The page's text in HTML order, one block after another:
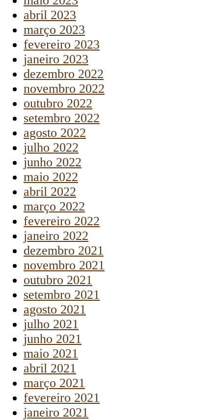
abril 2023
março 2023
fevereiro 2023
janeiro 2023
dezembro 2022
novembro 2022
outubro 2022
setembro 2022
agosto 2022
julho 2022
junho 2022
maio 2022
abril 2022
março 2022
fevereiro 2022
janeiro 2022
dezembro 2021
novembro 2021
outubro 2021
setembro 2021
agosto 2021
julho 2021
junho 2021
maio 2021
abril 2021
março 2021
fevereiro 2021
janeiro 2021